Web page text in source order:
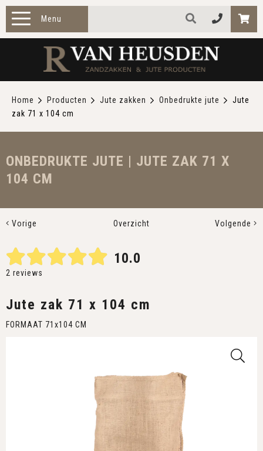
Menu
ZAKELIJK
OVER ONS
Home Producten Jute zakken Onbedrukte jute
Jute
zak 71 x 104 cm
ONBEDRUKTE JUTE | JUTE ZAK 71 X
104 CM
Vorige Overzicht Volgende
10.0
2 reviews
Jute zak 71 x 104 cm
FORMAAT 71x104 CM